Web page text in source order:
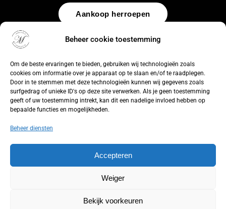
Beheer cookie toestemming
Om de beste ervaringen te bieden, gebruiken wij technologieën zoals
cookies om informatie over je apparaat op te slaan en/of te raadplegen.
Door in te stemmen met deze technologieën kunnen wij gegevens zoals
surfgedrag of unieke ID's op deze site verwerken. Als je geen toestemming
geeft of uw toestemming intrekt, kan dit een nadelige invloed hebben op
bepaalde functies en mogelijkheden.
Beheer diensten
Accepteren
Weiger
Bekijk voorkeuren
Aankoop herroepen
© 2026 by WebUnlimited–Algemene voorwaarden